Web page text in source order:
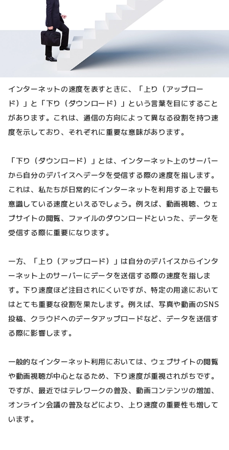
インターネットの速度を表すときに、「上り（アップロー
ド）」と「下り（ダウンロード）」という言葉を目にすること
があります。これは、通信の方向によって異なる役割を持つ速
度を示しており、それぞれに重要な意味があります。
「下り（ダウンロード）」とは、インターネット上のサーバー
から自分のデバイスへデータを受信する際の速度を指します。
これは、私たちが日常的にインターネットを利用する上で最も
意識している速度といえるでしょう。例えば、動画視聴、ウェ
ブサイトの閲覧、ファイルのダウンロードといった、データを
受信する際に重要になります。
一方、「上り（アップロード）」は自分のデバイスからインタ
ーネット上のサーバーにデータを送信する際の速度を指しま
す。下り速度ほど注目されにくいですが、特定の用途において
はとても重要な役割を果たします。例えば、写真や動画のSNS
投稿、クラウドへのデータアップロードなど、データを送信す
る際に影響します。
一般的なインターネット利用においては、ウェブサイトの閲覧
や動画視聴が中心となるため、下り速度が重視されがちです。
ですが、最近ではテレワークの普及、動画コンテンツの増加、
オンライン会議の普及などにより、上り速度の重要性も増して
います。